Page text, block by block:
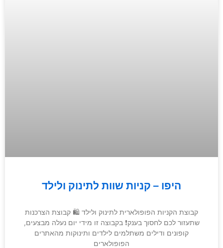
היפו – קניות שוות לתינוק ולילד
קבוצת הקניות הפופולארית לתינוק ולילד 🛍 קבוצת הצרכנות
שתעזור לכם לחסוך בענק❗️ בקבוצה זו מידי יום נעלה מבצעים,
קופונים ודילים משתלמים לילדים ותינוקות מהאתרים
הפופולארים